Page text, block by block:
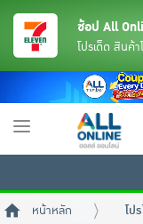
ช้อป All
โปรเด็ด สินค้
Toggle
หน้าหลัก โป